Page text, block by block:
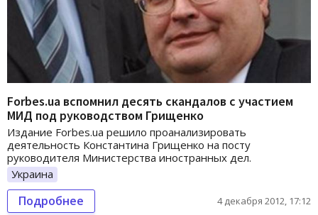
Forbes.ua вспомнил десять скандалов с участием
МИД под руководством Грищенко
Издание Forbes.ua решило проанализировать
деятельность Константина Грищенко на посту
руководителя Министерства иностранных дел.
Украина
Подробнее 4 декабря 2012, 17:12